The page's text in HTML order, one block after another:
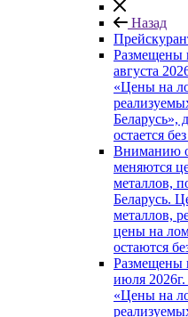
Назад
Размещены
августа
«Цены на
Беларусь»,
остается
Вниманию
меняются
металлов,
Беларусь.
металлов,
цены на
остаются
Размещены
июля
«Цены на